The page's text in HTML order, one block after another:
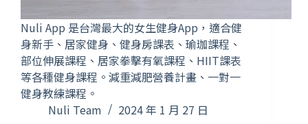
Nuli App 是台灣最大的女生健身App，適合健
身新手、居家健身、健身房課表、瑜珈課程、
部位伸展課程、居家拳擊有氧課程、HIIT課表
等各種健身課程。減重減肥營養計畫、一對一
健身教練課程。
Nuli Team
2024 年 1 月 27 日